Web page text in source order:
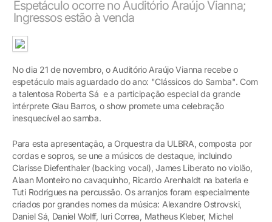
Espetáculo ocorre no Auditório Araújo Vianna;
Ingressos estão à venda
No dia 21 de novembro, o Auditório Araújo Vianna recebe o
espetáculo mais aguardado do ano: "Clássicos do Samba". Com
a talentosa Roberta Sá e a participação especial da grande
intérprete Glau Barros, o show promete uma celebração
inesquecível ao samba.
Para esta apresentação, a Orquestra da ULBRA, composta por
cordas e sopros, se une a músicos de destaque, incluindo
Clarisse Diefenthaler (backing vocal), James Liberato no violão,
Alaan Monteiro no cavaquinho, Ricardo Arenhaldt na bateria e
Tuti Rodrigues na percussão. Os arranjos foram especialmente
criados por grandes nomes da música: Alexandre Ostrovski,
Daniel Sá, Daniel Wolff, Iuri Correa, Matheus Kleber, Michel